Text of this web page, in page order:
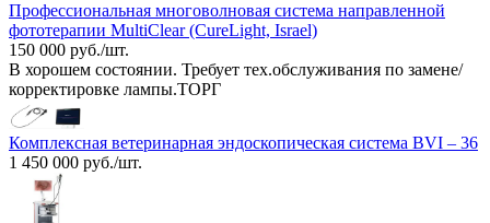
Профессиональная многоволновая система направленной
фототерапии MultiClear (CureLight, Israel)
150 000 руб./шт.
В хорошем состоянии. Требует тех.обслуживания по замене/
корректировке лампы.ТОРГ
Комплексная ветеринарная эндоскопическая система BVI – 36
1 450 000 руб./шт.